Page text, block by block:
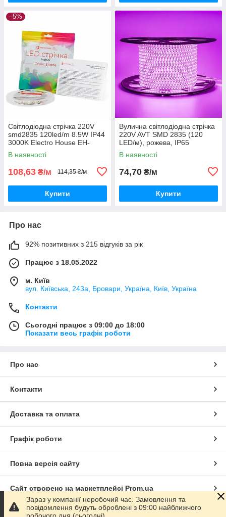
–5%
Світлодіодна стрічка 220V
smd2835 120led/m 8.5W IP44
3000K Electro House EH-
STR17SHAC
В наявності
108,63 ₴/м 114,35 ₴/м
Купити
Вулична світлодіодна стрічка
220V AVT SMD 2835 (120
LED/м), рожева, IP65
В наявності
74,70 ₴/м
Купити
Про нас
92% позитивних з 215 відгуків за рік
Працює з 18.05.2022
м. Київ
вул. Київська, 243а, Бровари, Україна, Київ, Україна
Контакти
Сьогодні працює з 09:00 до 18:00
Показати весь графік роботи
Про нас
Контакти
Доставка та оплата
Графік роботи
Повна версія сайту
Сайт створено на маркетплейсі Prom.ua
Політика конфіденційності
Зараз у компанії неробочий час. Замовлення та
повідомлення будуть оброблені з 09:00 найближчого